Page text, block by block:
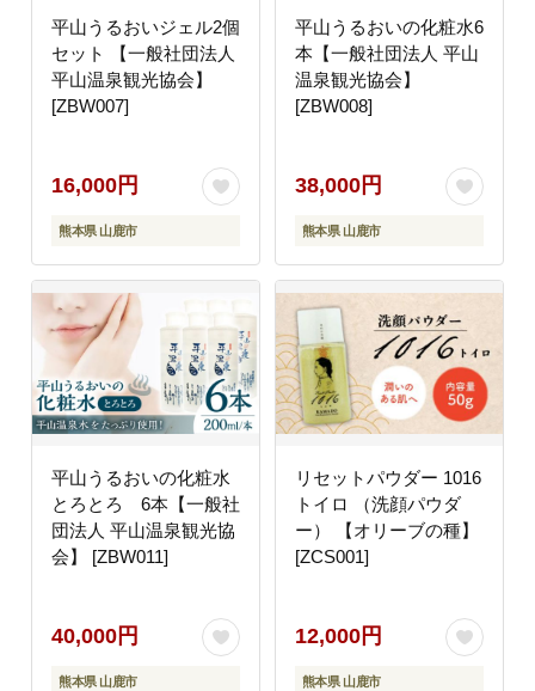
平山うるおいジェル2個
セット 【一般社団法人
平山温泉観光協会】
[ZBW007]
16,000円
熊本県 山鹿市
平山うるおいの化粧水6
本【一般社団法人 平山
温泉観光協会】
[ZBW008]
38,000円
熊本県 山鹿市
平山うるおいの化粧水
とろとろ 6本【一般社
団法人 平山温泉観光協
会】 [ZBW011]
40,000円
熊本県 山鹿市
リセットパウダー 1016
トイロ （洗顔パウダ
ー） 【オリーブの種】
[ZCS001]
12,000円
熊本県 山鹿市